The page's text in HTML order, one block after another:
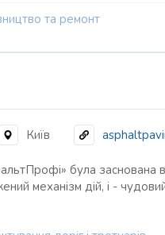
та ремонт
Київ
була заснована
механізм дій, і -